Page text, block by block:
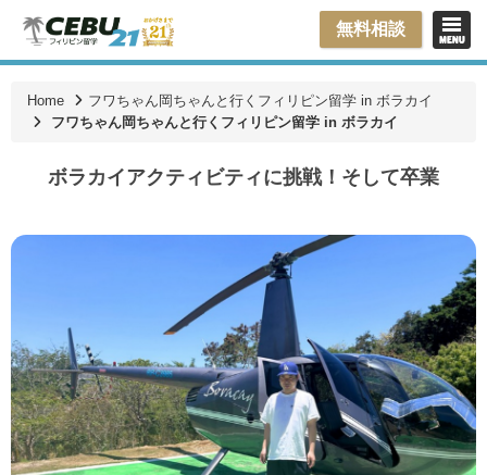
無料相談
Home
フワちゃん岡ちゃんと行くフィリピン留学 in ボラカイ
フワちゃん岡ちゃんと行くフィリピン留学 in ボラカイ
ボラカイアクティビティに挑戦！そして卒業